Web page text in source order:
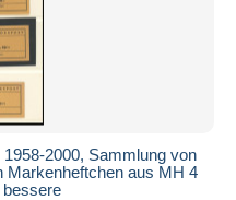
2000, Sammlung von
Markenheftchen aus MH 4
bessere